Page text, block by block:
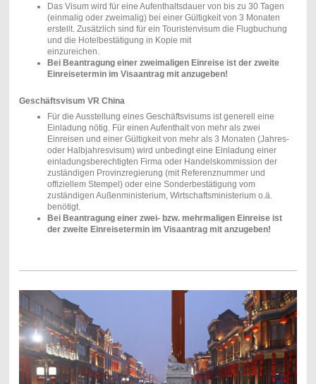
Das Visum wird für eine Aufenthaltsdauer von bis zu 30 Tagen
(einmalig oder zweimalig) bei einer Gültigkeit von 3 Monaten
erstellt. Zusätzlich sind für ein Touristenvisum die Flugbuchung
und die Hotelbestätigung in Kopie mit
einzureichen.
Bei Beantragung einer zweimaligen Einreise ist der zweite
Einreisetermin im Visaantrag mit anzugeben!
Geschäftsvisum VR China
Für die Ausstellung eines Geschäftsvisums ist generell eine
Einladung nötig. Für einen Aufenthalt von mehr als zwei
Einreisen und einer Gültigkeit von mehr als 3 Monaten (Jahres-
oder Halbjahresvisum) wird unbedingt eine Einladung einer
einladungsberechtigten Firma oder Handelskommission der
zuständigen Provinzregierung (mit Referenznummer und
offiziellem Stempel) oder eine Sonderbestätigung vom
zuständigen Außenministerium, Wirtschaftsministerium o.ä.
benötigt.
Bei Beantragung einer zwei- bzw. mehrmaligen Einreise ist
der zweite Einreisetermin im Visaantrag mit anzugeben!